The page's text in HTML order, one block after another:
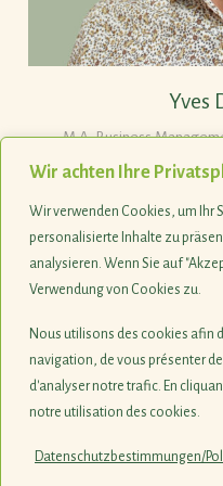
Wir achten Ihre
Wir verwenden Cookies, um Ihr
personalisierte Inhalte zu
analysieren. Wenn Sie auf
Verwendung von Cookies zu.
Nous utilisons des cookies afin
navigation, de vous présenter
d'analyser notre trafic. En
notre utilisation des cookies.
Datenschutzbestimmungen/
Yves
M.A. Business
Tel.
©
12, rue de